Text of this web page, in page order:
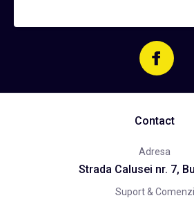
Contact
Adresa
Strada Calusei nr. 7,
Suport & Comenzi